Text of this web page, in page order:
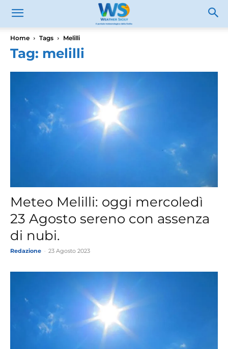
Home Tags Melilli
Tag: melilli
Meteo Melilli: oggi mercoledì
23 Agosto sereno con assenza
di nubi.
Redazione 23 Agosto 2023